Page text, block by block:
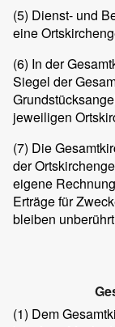
(5) Dienst- und
eine
(6) In der
Siegel der
jeweiligen
(7) Die
der
eigene
Erträge für
bleiben
(1) Dem